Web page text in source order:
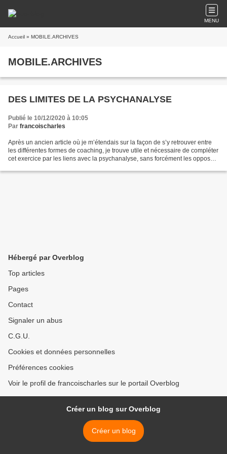
MENU
Accueil » MOBILE.ARCHIVES
MOBILE.ARCHIVES
DES LIMITES DE LA PSYCHANALYSE
Publié le 10/12/2020 à 10:05
Par francoischarles
Après un ancien article où je m’étendais sur la façon de s’y retrouver entre
les différentes formes de coaching, je trouve utile et nécessaire de compléter
cet exercice par les liens avec la psychanalyse, sans forcément les opposer,
Hébergé par Overblog
Top articles
Pages
Contact
Signaler un abus
C.G.U.
Cookies et données personnelles
Préférences cookies
Voir le profil de francoischarles sur le portail Overblog
Créer un blog sur Overblog
Créer un blog